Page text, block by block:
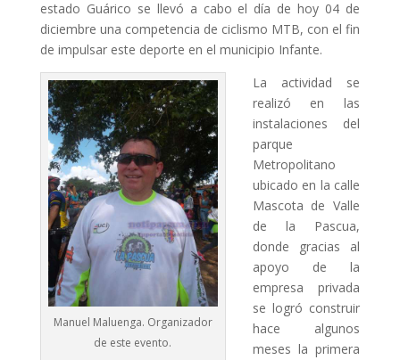
estado Guárico se llevó a cabo el día de hoy 04 de
diciembre una competencia de ciclismo MTB, con el fin
de impulsar este deporte en el municipio Infante.
Manuel Maluenga. Organizador
de este evento.
La actividad se
realizó en las
instalaciones del
parque
Metropolitano
ubicado en la calle
Mascota de Valle
de la Pascua,
donde gracias al
apoyo de la
empresa privada
se logró construir
hace algunos
meses la primera